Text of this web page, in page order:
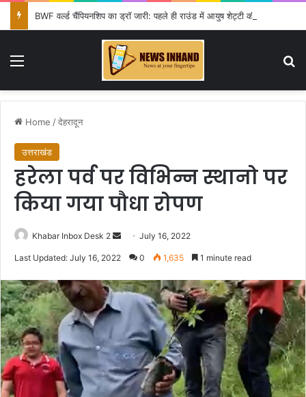
Menu
Home /देहरादून
उत्तराखंड
हरेला पर्व पर विभिन्न स्थानो पर
किया गया पौधा रोपण
Khabar Inbox Desk 2
SendJuly 16, 2022
Last Updated: July 16, 2022 0 1,635 1 minute read